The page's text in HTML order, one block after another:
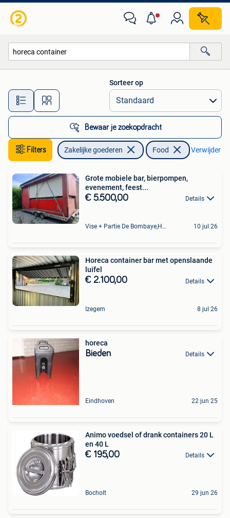
Alle afstanden…
Sorteer op
Bewaar je zoekopdracht
Filters Zakelijke goederen Food Verwijder
Grote mobiele bar, bierpompen,
evenement, feest...
€ 5.500,00 Details
Vise + Partie De Bombaye,Hac- Court, Hermalle-Ss-Argenteau 10 jul 26
Horeca container bar met openslaande
luifel
€ 2.100,00 Details
Izegem 8 jul 26
horeca
Bieden Details
Eindhoven 22 jun 25
Animo voedsel of drank containers 20 L
en 40 L
€ 195,00 Details
Bocholt 29 jun 26